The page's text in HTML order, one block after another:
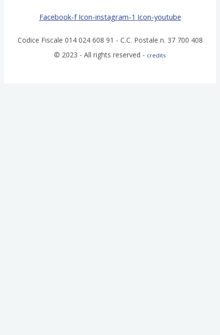
Facebook-f Icon-instagram-1 Icon-youtube
Codice Fiscale 014 024 608 91 - C.C. Postale n. 37 700 408
© 2023 - All rights reserved - credits